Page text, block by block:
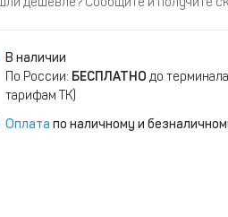
В наличии
По России: БЕСПЛАТНО до
тарифам ТК)
Оплата по наличному и